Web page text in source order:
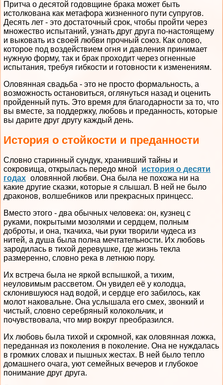
Притча о десятой годовщине брака может быть
истолкована как метафора жизненного пути супругов.
Десять лет - это достаточный срок, чтобы пройти через
множество испытаний, узнать друг друга по-настоящему
и выковать из своей любви прочный союз. Как олово,
которое под воздействием огня и давления принимает
нужную форму, так и брак проходит через огненные
испытания, требуя гибкости и готовности к изменениям.
Оловянная свадьба - это не просто формальность, а
возможность остановиться, оглянуться назад и оценить
пройденный путь. Это время для благодарности за то, что
вы вместе, за поддержку, любовь и преданность, которые
вы дарите друг другу каждый день.
История о стойкости и преданности
Словно старинный сундук, хранивший тайны и
сокровища, открылась передо мной
история о десяти
годах оловянной любви. Она была не похожа ни на
какие другие сказки, которые я слышал. В ней не было
драконов, волшебников или прекрасных принцесс.
Вместо этого - два обычных человека: он, кузнец с
руками, покрытыми мозолями и сердцем, полным
доброты, и она, ткачиха, чьи руки творили чудеса из
нитей, а душа была полна мечтательности. Их любовь
зародилась в тихой деревушке, где жизнь текла
размеренно, словно река в летнюю пору.
Их встреча была не яркой вспышкой, а тихим,
неуловимым рассветом. Он увидел её у колодца,
склонившуюся над водой, и сердце его забилось, как
молот наковальне. Она услышала его смех, звонкий и
чистый, словно серебряный колокольчик, и
почувствовала, что мир вокруг преобразился.
Их любовь была тихой и скромной, как оловянная ложка,
переданная из поколения в поколение. Она не нуждалась
в громких словах и пышных жестах. В ней было тепло
домашнего очага, уют семейных вечеров и глубокое
понимание друг друга.